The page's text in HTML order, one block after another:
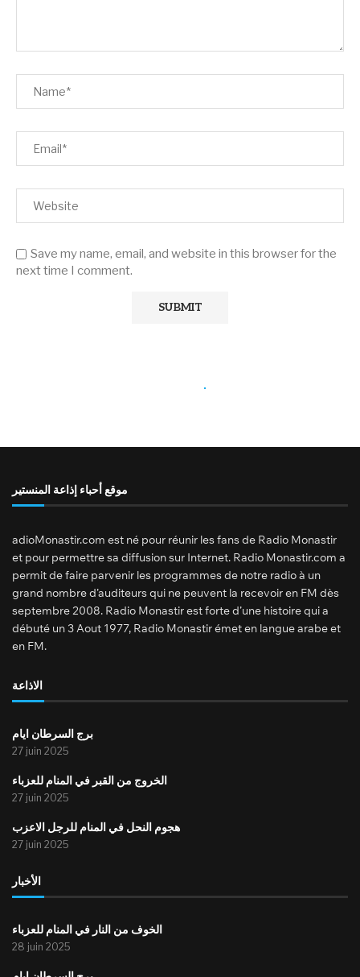
Save my name, email, and website in this browser for the
next time I comment.
موقع أحباء إذاعة المنستير
adioMonastir.com est né pour réunir les fans de Radio Monastir
et pour permettre sa diffusion sur Internet. Radio Monastir.com a
permit de faire parvenir les programmes de notre radio à un
grand nombre d’auditeurs qui ne peuvent la recevoir en FM dès
septembre 2008. Radio Monastir est forte d’une histoire qui a
débuté un 3 Aout 1977, Radio Monastir émet en langue arabe et
en FM.
الاذاعة
برج السرطان ايام
27 juin 2025
الخروج من القبر في المنام للعزباء
27 juin 2025
هجوم النحل في المنام للرجل الاعزب
27 juin 2025
الأخبار
الخوف من النار في المنام للعزباء
28 juin 2025